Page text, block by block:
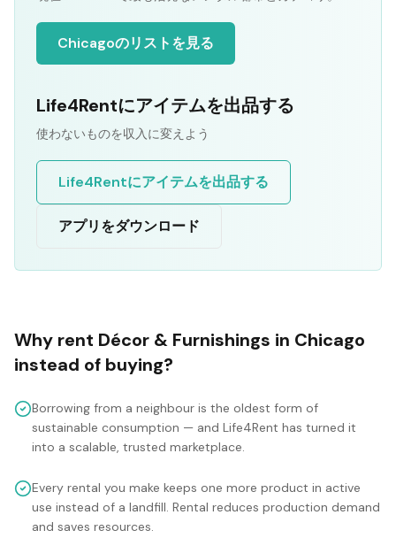
Chicagoのリストを見る
Life4Rentにアイテムを出品する
使わないものを収入に変えよう
Life4Rentにアイテムを出品する
アプリをダウンロード
Why rent Décor & Furnishings in Chicago
instead of buying?
Borrowing from a neighbour is the oldest form of
sustainable consumption — and Life4Rent has turned it
into a scalable, trusted marketplace.
Every rental you make keeps one more product in active
use instead of a landfill. Rental reduces production demand
and saves resources.